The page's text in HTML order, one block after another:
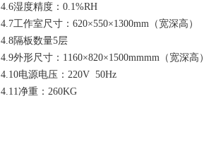
4.6湿度精度：0.1%RH
4.7工作室尺寸：620×550×1300mm（宽深高）
4.8隔板数量5层
4.9外形尺寸：1160×820×1500mmmm（宽深高）
4.10电源电压：220V 50Hz
4.11净重：260KG